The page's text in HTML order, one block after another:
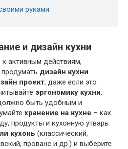
руками:
и дизайн кухни
активным действиям,
дизайн кухни.
проект, даже если это
эргономику кухни:
быть удобным и
хранение на кухне – как
продукты и кухонную утварь.
кухонь (классический,
прованс и др.) и выберите